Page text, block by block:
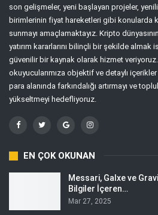
son gelişmeler, yeni başlayan projeler,
birimlerinin fiyat hareketleri gibi konularda
sunmayı amaçlamaktayız. Kripto
yatırım kararlarını bilinçli bir şekilde almak
güvenilir bir kaynak olarak hizmet
okuyucularımıza objektif ve detaylı
para alanında farkındalığı artırmayı ve
yükseltmeyi hedefliyoruz.
EN ÇOK OKUNAN
Messari, Galxe ve
Bilgiler İçeren…
Mar 27, 2025